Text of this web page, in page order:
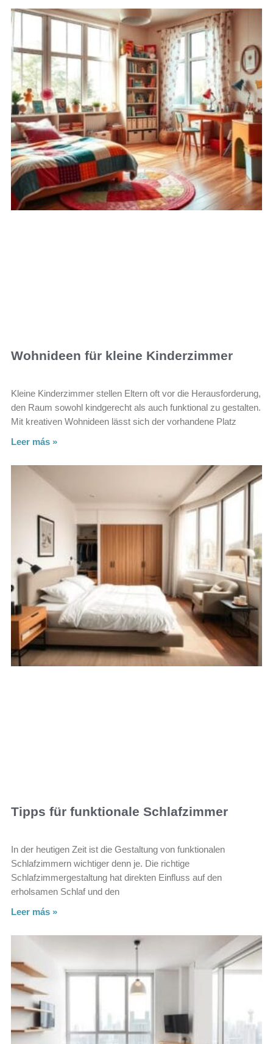
Wohnideen für kleine Kinderzimmer
Kleine Kinderzimmer stellen Eltern oft vor die Herausforderung,
den Raum sowohl kindgerecht als auch funktional zu gestalten.
Mit kreativen Wohnideen lässt sich der vorhandene Platz
Leer más »
Tipps für funktionale Schlafzimmer
In der heutigen Zeit ist die Gestaltung von funktionalen
Schlafzimmern wichtiger denn je. Die richtige
Schlafzimmergestaltung hat direkten Einfluss auf den
erholsamen Schlaf und den
Leer más »